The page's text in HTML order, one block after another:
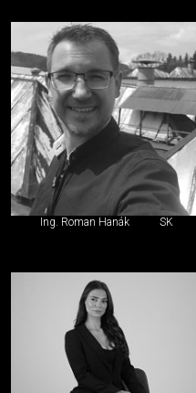
Ing. Roman Hanák SK